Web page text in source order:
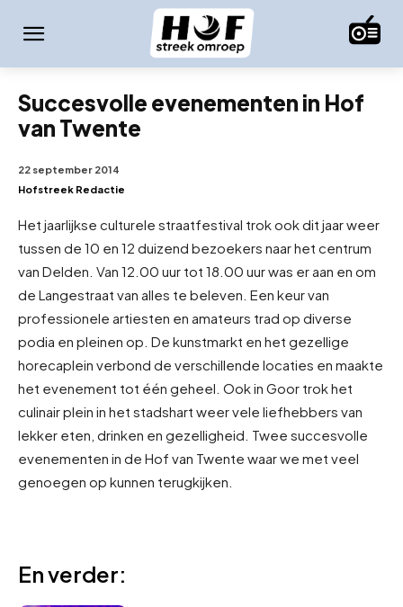
Succesvolle evenementen in Hof
van Twente
22 september 2014
Hofstreek Redactie
Het jaarlijkse culturele straatfestival trok ook dit jaar weer
tussen de 10 en 12 duizend bezoekers naar het centrum
van Delden. Van 12.00 uur tot 18.00 uur was er aan en om
de Langestraat van alles te beleven. Een keur van
professionele artiesten en amateurs trad op diverse
podia en pleinen op. De kunstmarkt en het gezellige
horecaplein verbond de verschillende locaties en maakte
het evenement tot één geheel. Ook in Goor trok het
culinair plein in het stadshart weer vele liefhebbers van
lekker eten, drinken en gezelligheid. Twee succesvolle
evenementen in de Hof van Twente waar we met veel
genoegen op kunnen terugkijken.
En verder: